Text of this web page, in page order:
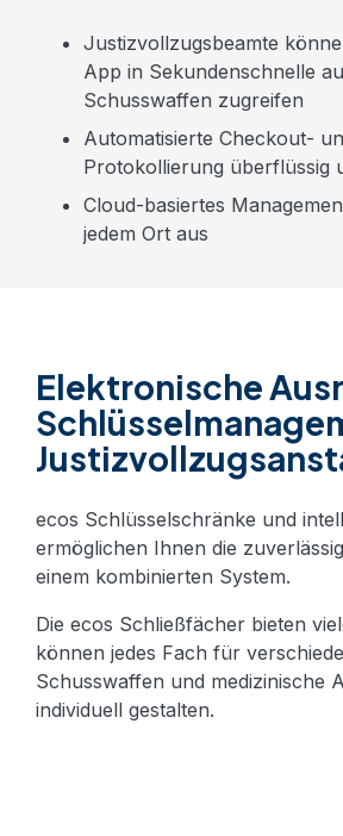
Justizvollzugsbeamte
App in Sekundenschnelle
Schusswaffen zugreifen
Automatisierte Checkout-
Protokollierung überflüssig
Cloud-basiertes
jedem Ort aus
Elektronische
ecos Schlüsselschränke und
ermöglichen Ihnen die
einem kombinierten System.
Die ecos Schließfächer bieten
können jedes Fach für
Schusswaffen und medizinische
individuell gestalten.